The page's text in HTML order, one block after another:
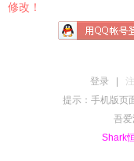
修改！
登录
提示：手机版页
吾
Shark